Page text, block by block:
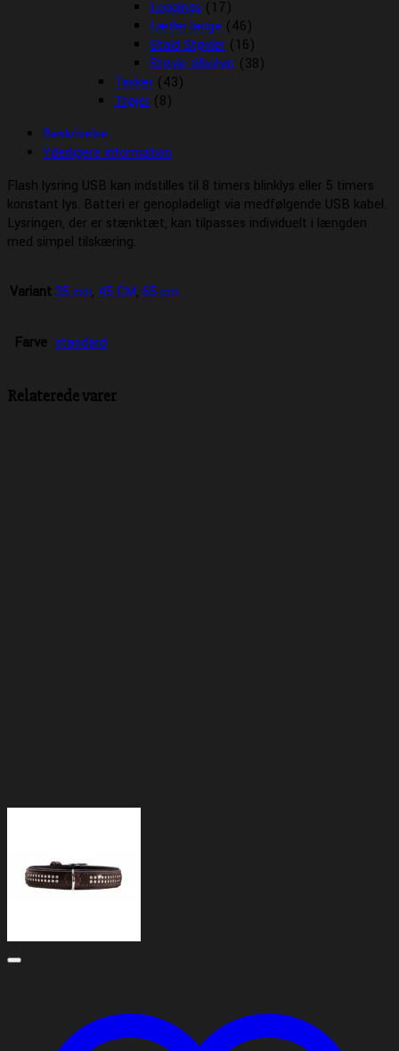
Leggings (17)
Læder lange (46)
Stald Støvler (16)
Støvle tilbehør (38)
Tasker (43)
Trøjer (8)
Beskrivelse
Yderligere information
Flash lysring USB kan indstilles til 8 timers blinklys eller 5 timers
konstant lys. Batteri er genopladeligt via medfølgende USB kabel.
Lysringen, der er stænktæt, kan tilpasses individuelt i længden
med simpel tilskæring.
Variant 35 cm, 45 CM, 65 cm
Farve standard
Relaterede varer